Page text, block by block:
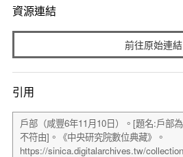
資源連結
前往原始連結
引用